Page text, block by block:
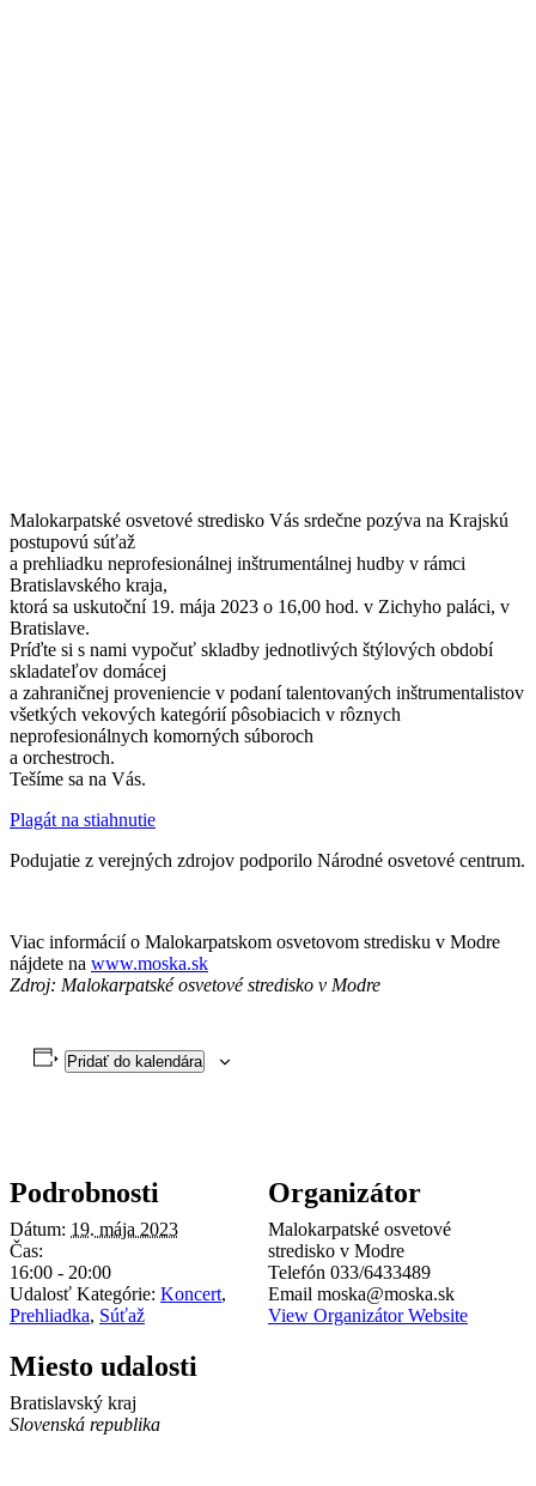
Malokarpatské osvetové stredisko Vás srdečne pozýva na Krajskú
postupovú súťaž
a prehliadku neprofesionálnej inštrumentálnej hudby v rámci
Bratislavského kraja,
ktorá sa uskutoční 19. mája 2023 o 16,00 hod. v Zichyho paláci, v
Bratislave.
Príďte si s nami vypočuť skladby jednotlivých štýlových období
skladateľov domácej
a zahraničnej proveniencie v podaní talentovaných inštrumentalistov
všetkých vekových kategórií pôsobiacich v rôznych
neprofesionálnych komorných súboroch
a orchestroch.
Tešíme sa na Vás.
Plagát na stiahnutie
Podujatie z verejných zdrojov podporilo Národné osvetové centrum.
Viac informácií o Malokarpatskom osvetovom stredisku v Modre
nájdete na www.moska.sk
Zdroj: Malokarpatské osvetové stredisko v Modre
Pridať do kalendára
Podrobnosti
Dátum: 19. mája 2023
Čas:
16:00 - 20:00
Udalosť Kategórie: Koncert,
Prehliadka, Súťaž
Miesto udalosti
Bratislavský kraj
Slovenská republika
Organizátor
Malokarpatské osvetové
stredisko v Modre
Telefón 033/6433489
Email moska@moska.sk
View Organizátor Website